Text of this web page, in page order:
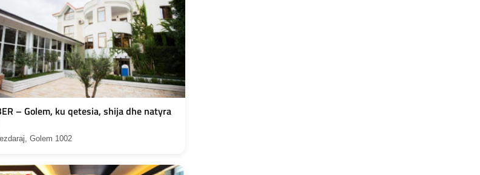
– Golem, ku qetesia, shija dhe natyra
Golem 1002